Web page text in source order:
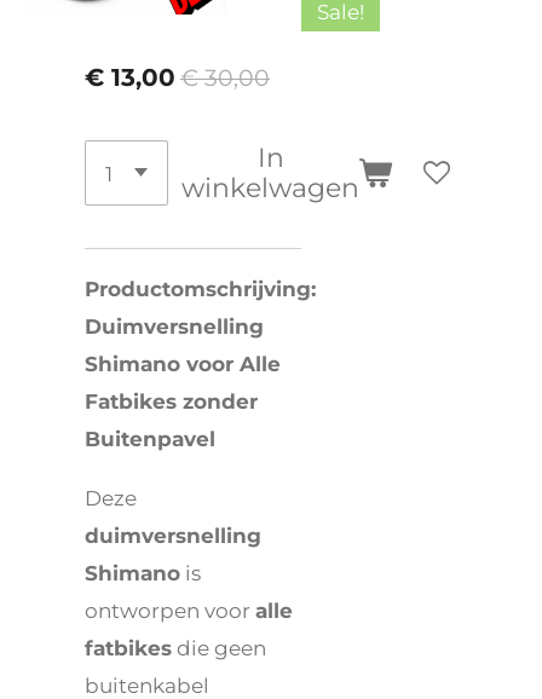
Sale!
€ 13,00 € 30,00
In
winkelwagen
Productomschrijving:
Duimversnelling
Shimano voor Alle
Fatbikes zonder
Buitenpavel
Deze
duimversnelling
Shimano is
ontworpen vooralle
fatbikesdie geen
buitenkabel